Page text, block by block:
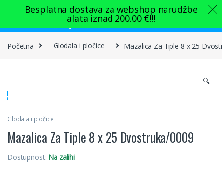
Skip to navigation
Skip to content
Početna Glodala i pločice Mazalica Za Tiple 8 x 25
🔍
Glodala i pločice
Mazalica Za Tiple 8 x 25 Dvostruka/0009
Dostupnost: Na zalihi
Besplatna dostava za webshop narudžbe
alata iznad 200.00 €!!!